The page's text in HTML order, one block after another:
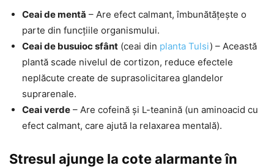
Ceai de mentă – Are efect calmant, îmbunătățește o
parte din funcțiile organismului.
Ceai de busuioc sfânt (ceai din planta Tulsi) – Această
plantă scade nivelul de cortizon, reduce efectele
neplăcute create de suprasolicitarea glandelor
suprarenale.
Ceai verde – Are cofeină și L-teanină (un aminoacid cu
efect calmant, care ajută la relaxarea mentală).
Stresul ajunge la cote alarmante în